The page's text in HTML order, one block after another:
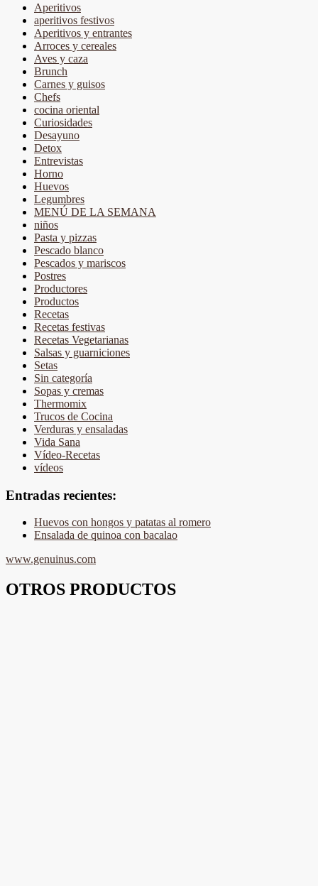
Aperitivos
aperitivos festivos
Aperitivos y entrantes
Arroces y cereales
Aves y caza
Brunch
Carnes y guisos
Chefs
cocina oriental
Curiosidades
Desayuno
Detox
Entrevistas
Horno
Huevos
Legumbres
MENÚ DE LA SEMANA
niños
Pasta y pizzas
Pescado blanco
Pescados y mariscos
Postres
Productores
Productos
Recetas
Recetas festivas
Recetas Vegetarianas
Salsas y guarniciones
Setas
Sin categoría
Sopas y cremas
Thermomix
Trucos de Cocina
Verduras y ensaladas
Vida Sana
Vídeo-Recetas
vídeos
Entradas recientes:
Huevos con hongos y patatas al romero
Ensalada de quinoa con bacalao
www.genuinus.com
OTROS PRODUCTOS